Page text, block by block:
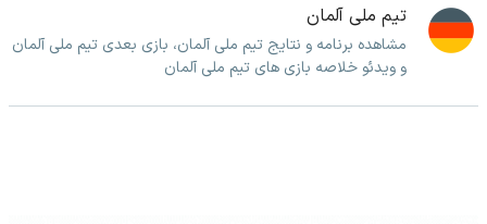
تیم ملی آلمان
مشاهده برنامه و نتایج تیم ملی آلمان، بازی بعدی تیم ملی آلمان
و ویدئو خلاصه بازی های تیم ملی آلمان